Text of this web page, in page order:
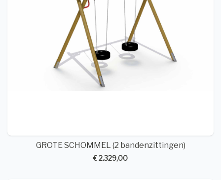
GROTE SCHOMMEL (2 bandenzittingen)
€ 2.329,00